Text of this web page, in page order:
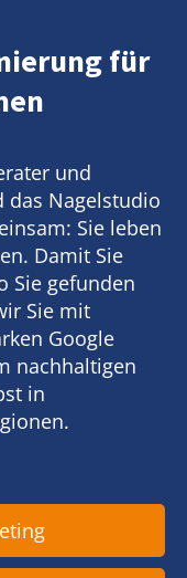
für
und
das Nagelstudio
Sie leben
Damit Sie
Sie gefunden
Sie mit
Google
nachhaltigen
in